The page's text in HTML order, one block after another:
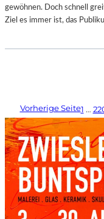
gewöhnen. Doch schnell
Ziel es immer ist, das
Vorherige Seite1 …